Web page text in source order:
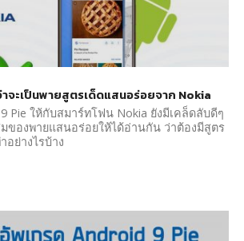
จะเป็นพายสูตรเด็ดแสนอร่อยจาก Nokia
Pie ให้กับสมาร์ทโฟน Nokia ยังมีเคล็ดลับดีๆ
ของพายแสนอร่อยให้ได้อ่านกัน ว่าต้องมีสูตร
ย่างไรบ้าง